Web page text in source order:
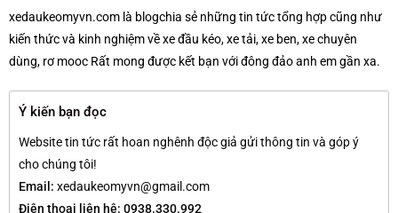
xedaukeomyvn.com là blogchia sẻ những tin tức tổng hợp cũng như
kiến thức và kinh nghiệm về xe đầu kéo, xe tải, xe ben, xe chuyên
dùng, rơ mooc Rất mong được kết bạn với đông đảo anh em gần xa.
Ý kiến bạn đọc
Website tin tức rất hoan nghênh độc giả gửi thông tin và góp ý
cho chúng tôi!
Email: xedaukeomyvn@gmail.com
Điện thoại liên hệ: 0938.330.992